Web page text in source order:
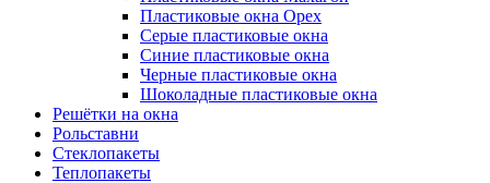
Пластиковые окна Орех
Серые пластиковые окна
Синие пластиковые окна
Черные пластиковые окна
Шоколадные пластиковые окна
Решётки на окна
Рольставни
Стеклопакеты
Теплопакеты